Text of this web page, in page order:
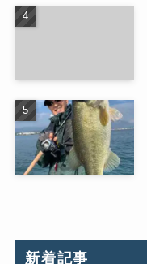
新着記事